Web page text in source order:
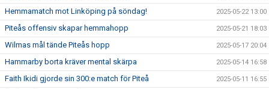
Hemmamatch mot Linköping på söndag! 2025-05-22 13:00
Piteås offensiv skapar hemmahopp 2025-05-21 18:03
Wilmas mål tände Piteås hopp 2025-05-17 20:04
Hammarby borta kräver mental skärpa 2025-05-14 16:58
Faith Ikidi gjorde sin 300:e match för Piteå 2025-05-11 16:55